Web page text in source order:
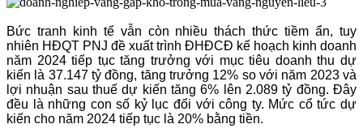
Bức tranh kinh tế vẫn còn nhiều thách thức tiềm ẩn, tuy
nhiên HĐQT PNJ đề xuất trình ĐHĐCĐ kế hoạch kinh doanh
năm 2024 tiếp tục tăng trưởng với mục tiêu doanh thu dự
kiến là 37.147 tỷ đồng, tăng trưởng 12% so với năm 2023 và
lợi nhuận sau thuế dự kiến tăng 6% lên 2.089 tỷ đồng. Đây
đều là những con số kỷ lục đối với công ty. Mức cổ tức dự
kiến cho năm 2024 tiếp tục là 20% bằng tiền.